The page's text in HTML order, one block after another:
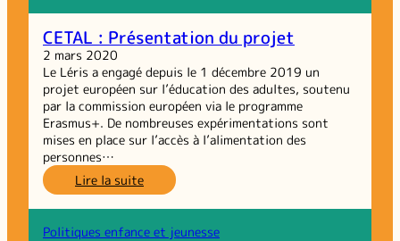
CETAL : Présentation du projet
2 mars 2020
Le Léris a engagé depuis le 1 décembre 2019 un
projet européen sur l’éducation des adultes, soutenu
par la commission européen via le programme
Erasmus+. De nombreuses expérimentations sont
mises en place sur l’accès à l’alimentation des
personnes…
Lire la suite:
CETAL :
Présentation
du
Politiques enfance et jeunesse